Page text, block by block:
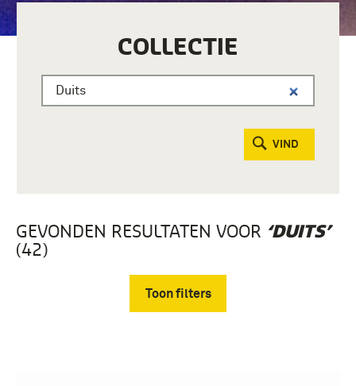
COLLECTIE
VIND
GEVONDEN RESULTATEN VOOR ‘DUITS’
(42)
Toon filters